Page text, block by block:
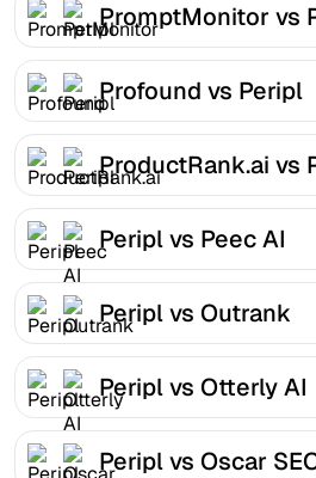
PromptMonitor vs
Profound vs Peripl
ProductRank.ai vs
Peripl vs Peec AI
Peripl vs Outrank
Peripl vs Otterly AI
Peripl vs Oscar